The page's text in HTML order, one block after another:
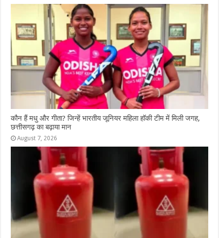
कौन हैं मधु और गीता? जिन्हें भारतीय जूनियर महिला हॉकी टीम में मिली जगह,
छत्तीसगढ़ का बढ़ाया मान
August 7, 2026